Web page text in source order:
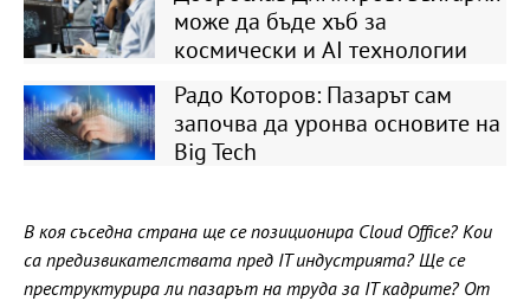
може да бъде хъб за
космически и AI технологии
Радо Которов: Пазарът сам
започва да уронва основите на
Big Tech
В коя съседна страна ще се позиционира Cloud Office? Кои
са предизвикателствата пред IT индустрията? Ще се
преструктурира ли пазарът на труда за IT кадрите? От